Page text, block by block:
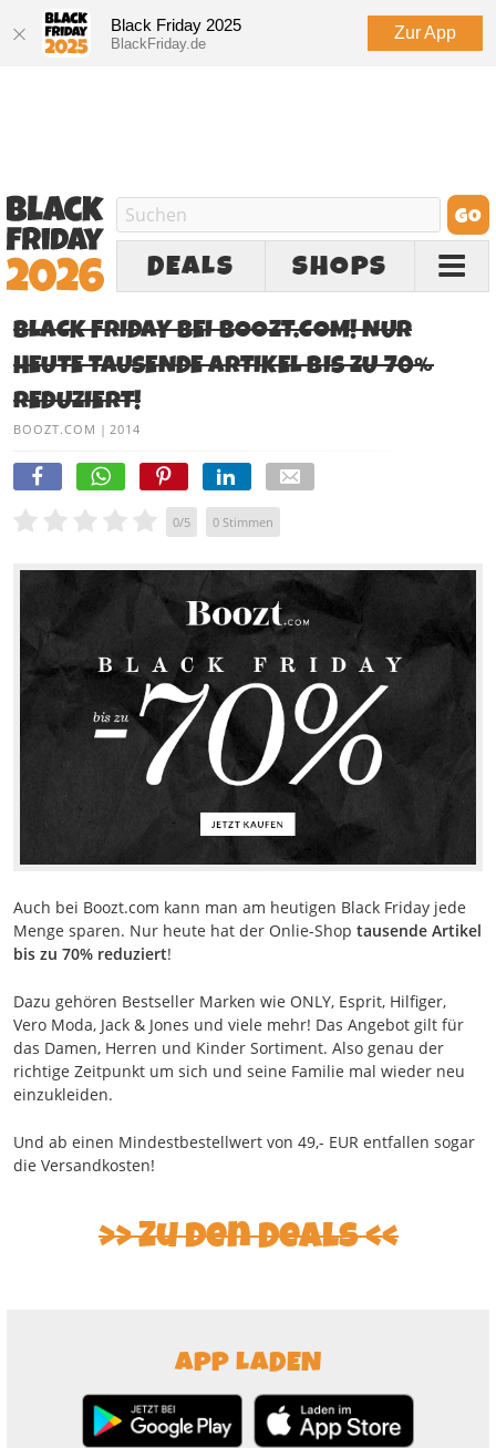
Black Friday 2025
BlackFriday.de
Zur App
DEALS SHOPS
BLACK FRIDAY BEI BOOZT.COM! NUR
HEUTE TAUSENDE ARTIKEL BIS ZU 70%
REDUZIERT!
BOOZT.COM | 2014
0/5 0 Stimmen
Auch bei Boozt.com kann man am heutigen Black Friday jede
Menge sparen. Nur heute hat der Onlie-Shop tausende Artikel
bis zu 70% reduziert!
Dazu gehören Bestseller Marken wie ONLY, Esprit, Hilfiger,
Vero Moda, Jack & Jones und viele mehr! Das Angebot gilt für
das Damen, Herren und Kinder Sortiment. Also genau der
richtige Zeitpunkt um sich und seine Familie mal wieder neu
einzukleiden.
Und ab einen Mindestbestellwert von 49,- EUR entfallen sogar
die Versandkosten!
>> Zu den Deals <<
APP LADEN